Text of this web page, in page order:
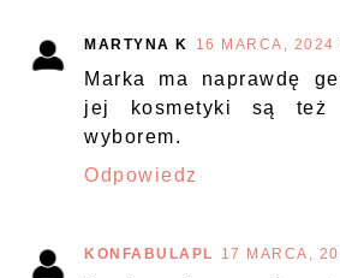
MARTYNA K 16 MARCA, 2024
Marka ma naprawdę
jej kosmetyki są też
wyborem.
Odpowiedz
KONFABULAPL 17 MARCA,